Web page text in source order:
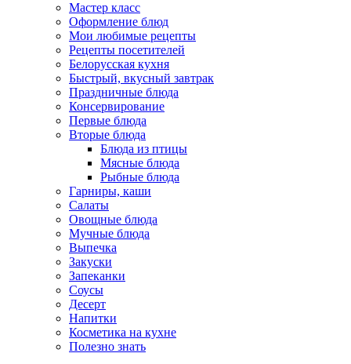
Мастер класс
Оформление блюд
Мои любимые рецепты
Рецепты посетителей
Белорусская кухня
Быстрый, вкусный завтрак
Праздничные блюда
Консервирование
Первые блюда
Вторые блюда
Блюда из птицы
Мясные блюда
Рыбные блюда
Гарниры, каши
Салаты
Овощные блюда
Мучные блюда
Выпечка
Закуски
Запеканки
Соусы
Десерт
Напитки
Косметика на кухне
Полезно знать